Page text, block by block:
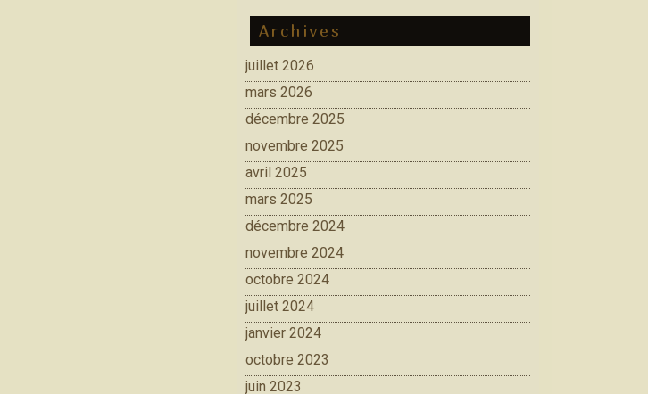
Archives
juillet 2026
mars 2026
décembre 2025
novembre 2025
avril 2025
mars 2025
décembre 2024
novembre 2024
octobre 2024
juillet 2024
janvier 2024
octobre 2023
juin 2023